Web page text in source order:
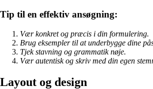
Tip til en effektiv ansøgning:
Vær konkret og præcis i din formulering.
Brug eksempler til at underbygge dine
Tjek stavning og grammatik nøje.
Vær autentisk og skriv med din egen
Layout og design